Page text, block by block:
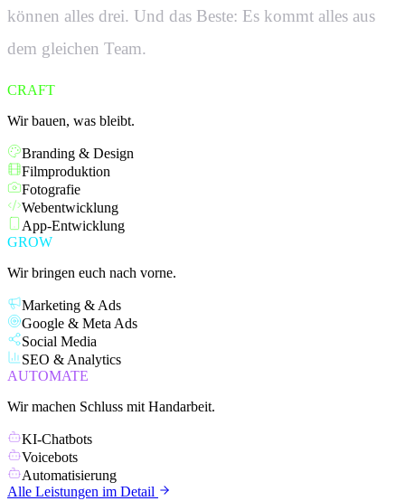
können alles drei. Und das Beste: Es kommt alles aus
dem gleichen Team.
CRAFT
Wir bauen, was bleibt.
Branding & Design
Filmproduktion
Fotografie
Webentwicklung
App-Entwicklung
GROW
Wir bringen euch nach vorne.
Marketing & Ads
Google & Meta Ads
Social Media
SEO & Analytics
AUTOMATE
Wir machen Schluss mit Handarbeit.
KI-Chatbots
Voicebots
Automatisierung
Alle Leistungen im Detail